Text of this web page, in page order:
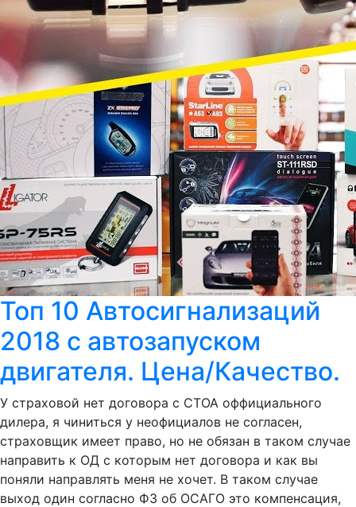
Топ 10 Автосигнализаций
2018 с автозапуском
двигателя. Цена/Качество.
У страховой нет договора с СТОА оффициального
дилера, я чиниться у неофициалов не согласен,
страховщик имеет право, но не обязан в таком случае
направить к ОД с которым нет договора и как вы
поняли направлять меня не хочет. В таком случае
выход один согласно ФЗ об ОСАГО это компенсация,